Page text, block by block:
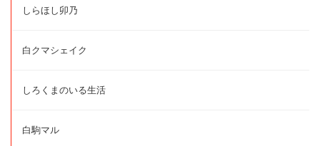
しらほし卯乃
白クマシェイク
しろくまのいる生活
白駒マル